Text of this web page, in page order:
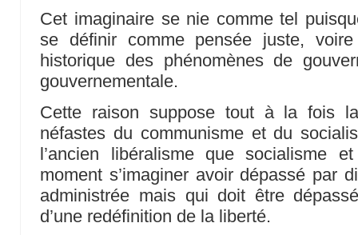
Cet imaginaire se nie comme tel
se définir comme pensée juste,
historique des phénomènes de
gouvernementale.
Cette raison suppose tout à la fois
néfastes du communisme et du
l’ancien libéralisme que socialisme
moment s’imaginer avoir dépassé par
administrée mais qui doit être
d’une redéfinition de la liberté.